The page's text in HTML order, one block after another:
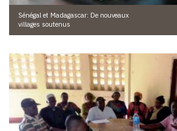
Sénégal et Madagascar: De nouveaux
villages soutenus